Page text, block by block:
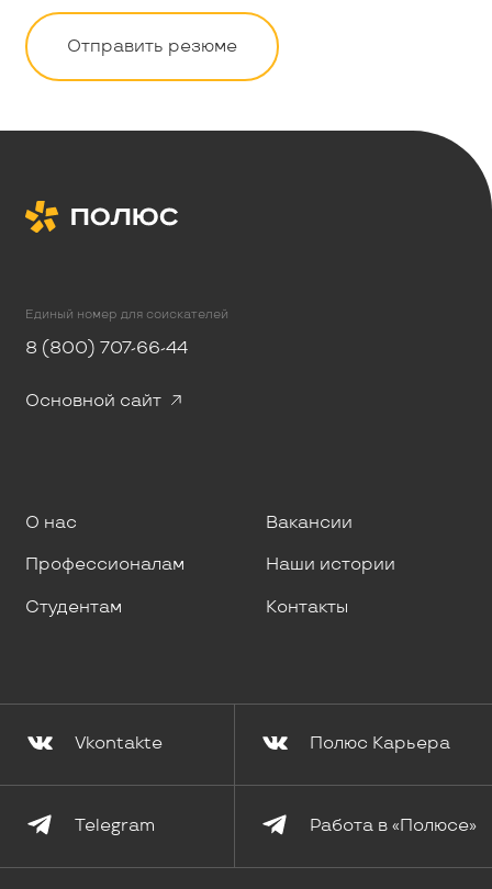
Отправить резюме
Единый номер для соискателей
8 (800) 707-66-44
Основной сайт
О нас Вакансии
Профессионалам Наши истории
Студентам Контакты
Vkontakte Полюс Карьера
Telegram Работа в «Полюсе»